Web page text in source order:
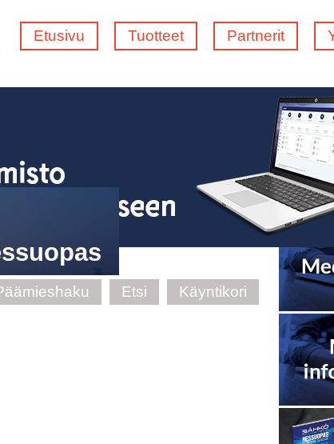
Etusivu Tuotteet Partnerit
Etsi
Käyntikori